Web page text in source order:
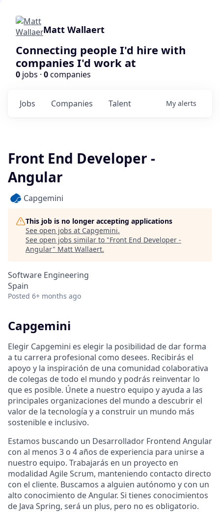
Matt Wallaert
Connecting people I'd hire with
companies I'd work at
0 jobs · 0companies
Jobs Companies Talent My alerts
Front End Developer -
Angular
Capgemini
This job is no longer accepting applications
See open jobs at Capgemini.
See open jobs similar to "Front End Developer -
Angular" Matt Wallaert.
Software Engineering
Spain
Posted 6+ months ago
Capgemini
Elegir Capgemini es elegir la posibilidad de dar forma
a tu carrera profesional como desees. Recibirás el
apoyo y la inspiración de una comunidad colaborativa
de colegas de todo el mundo y podrás reinventar lo
que es posible. Únete a nuestro equipo y ayuda a las
principales organizaciones del mundo a descubrir el
valor de la tecnología y a construir un mundo más
sostenible e inclusivo.
Estamos buscando un Desarrollador Frontend Angular
con al menos 3 o 4 años de experiencia para unirse a
nuestro equipo. Trabajarás en un proyecto en
modalidad Agile Scrum, manteniendo contacto directo
con el cliente. Buscamos a alguien autónomo y con un
alto conocimiento de Angular. Si tienes conocimientos
de Java Spring, será un plus, pero no es obligatorio.